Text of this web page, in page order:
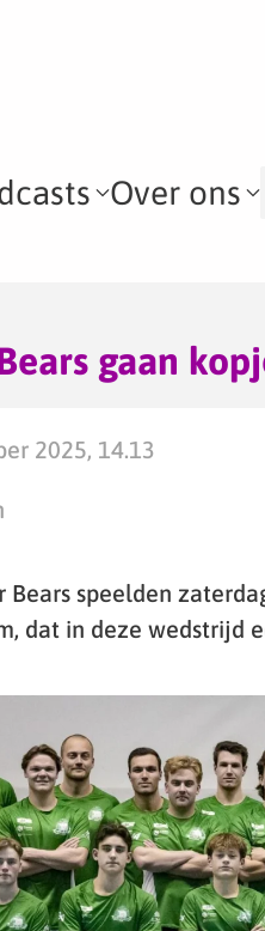
Over ons
gaan
2025, 14.13
Bears speelden
dat in deze wedstrijd